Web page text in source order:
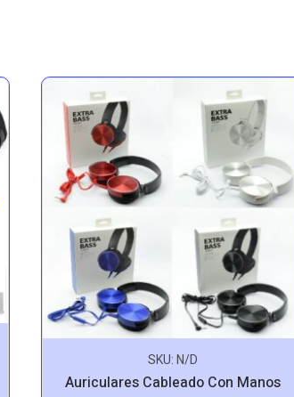
SKU:N/D
Auriculares Cableado Con Manos